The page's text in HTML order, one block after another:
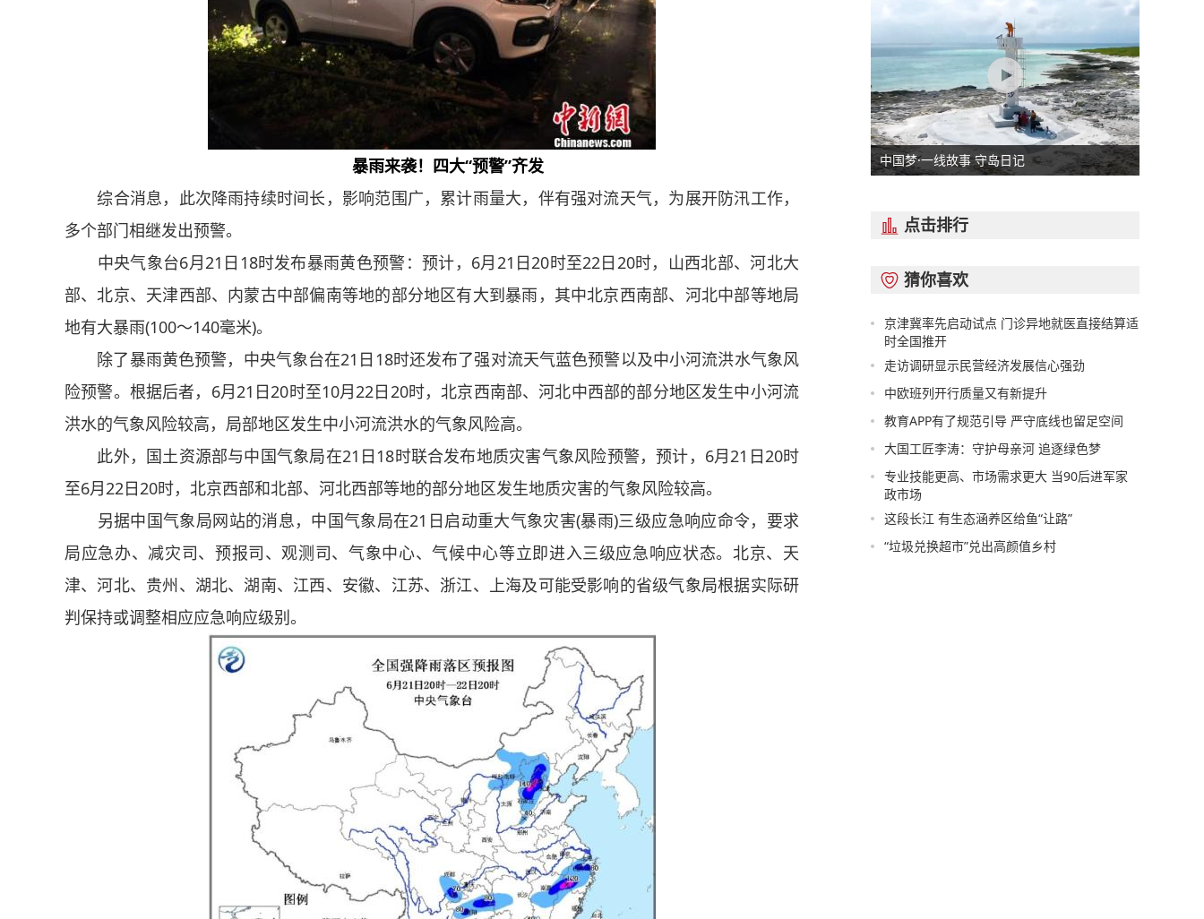
暴雨来袭！四大“预警”齐发
综合消息，此次降雨持续时间长，影响范围广，累计雨量大，伴有强对流天气，为展开防汛工作，
多个部门相继发出预警。
中央气象台6月21日18时发布暴雨黄色预警：预计，6月21日20时至22日20时，山西北部、河北大
部、北京、天津西部、内蒙古中部偏南等地的部分地区有大到暴雨，其中北京西南部、河北中部等地局
地有大暴雨(100～140毫米)。
除了暴雨黄色预警，中央气象台在21日18时还发布了强对流天气蓝色预警以及中小河流洪水气象风
险预警。根据后者，6月21日20时至10月22日20时，北京西南部、河北中西部的部分地区发生中小河流
洪水的气象风险较高，局部地区发生中小河流洪水的气象风险高。
此外，国土资源部与中国气象局在21日18时联合发布地质灾害气象风险预警，预计，6月21日20时
至6月22日20时，北京西部和北部、河北西部等地的部分地区发生地质灾害的气象风险较高。
另据中国气象局网站的消息，中国气象局在21日启动重大气象灾害(暴雨)三级应急响应命令，要求
局应急办、减灾司、预报司、观测司、气象中心、气候中心等立即进入三级应急响应状态。北京、天
津、河北、贵州、湖北、湖南、江西、安徽、江苏、浙江、上海及可能受影响的省级气象局根据实际研
判保持或调整相应应急响应级别。
中国梦·一线故事 守岛日记
 点击排行
 猜你喜欢
京津冀率先启动试点 门诊异地就医直接结算适
时全国推开
走访调研显示民营经济发展信心强劲
中欧班列开行质量又有新提升
教育APP有了规范引导 严守底线也留足空间
大国工匠李涛：守护母亲河 追逐绿色梦
专业技能更高、市场需求更大 当90后进军家
政市场
这段长江 有生态涵养区给鱼“让路”
“垃圾兑换超市”兑出高颜值乡村